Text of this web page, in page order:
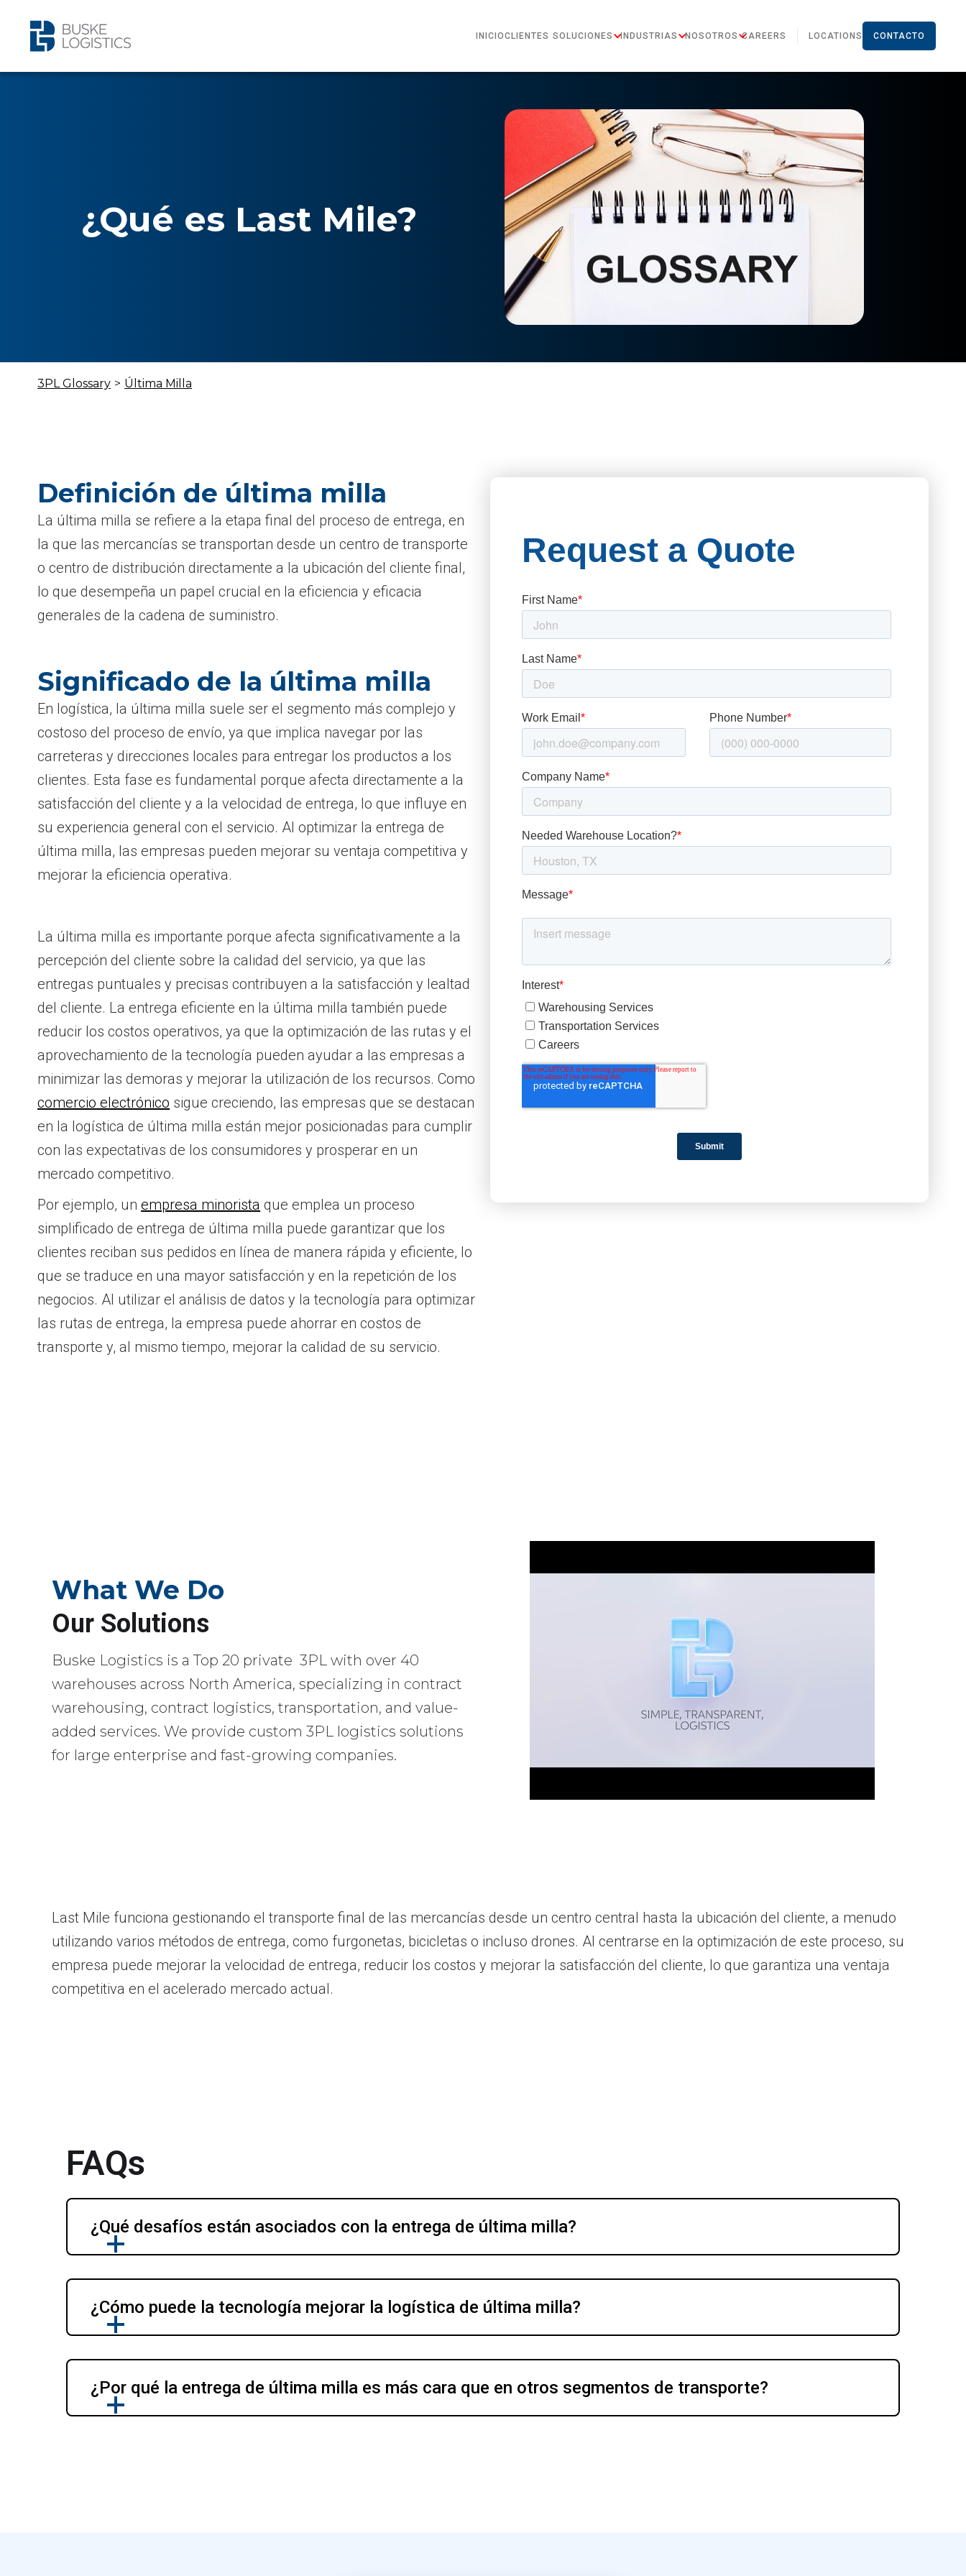
INICIOCLIENTES SOLUCIONES INDUSTRIAS NOSOTROS CAREERS LOCATIONS CONTACTO
¿Qué es Last Mile?
3PL Glossary > Última Milla
Definición de última milla
La última milla se refiere a la etapa final del proceso de entrega, en
la que las mercancías se transportan desde un centro de transporte
o centro de distribución directamente a la ubicación del cliente final,
lo que desempeña un papel crucial en la eficiencia y eficacia
generales de la cadena de suministro.
Significado de la última milla
En logística, la última milla suele ser el segmento más complejo y
costoso del proceso de envío, ya que implica navegar por las
carreteras y direcciones locales para entregar los productos a los
clientes. Esta fase es fundamental porque afecta directamente a la
satisfacción del cliente y a la velocidad de entrega, lo que influye en
su experiencia general con el servicio. Al optimizar la entrega de
última milla, las empresas pueden mejorar su ventaja competitiva y
mejorar la eficiencia operativa.
La última milla es importante porque afecta significativamente a la
percepción del cliente sobre la calidad del servicio, ya que las
entregas puntuales y precisas contribuyen a la satisfacción y lealtad
del cliente. La entrega eficiente en la última milla también puede
reducir los costos operativos, ya que la optimización de las rutas y el
aprovechamiento de la tecnología pueden ayudar a las empresas a
minimizar las demoras y mejorar la utilización de los recursos. Como
comercio electrónico sigue creciendo, las empresas que se destacan
en la logística de última milla están mejor posicionadas para cumplir
con las expectativas de los consumidores y prosperar en un
mercado competitivo.
Por ejemplo, unempresa minorista que emplea un proceso
simplificado de entrega de última milla puede garantizar que los
clientes reciban sus pedidos en línea de manera rápida y eficiente, lo
que se traduce en una mayor satisfacción y en la repetición de los
negocios. Al utilizar el análisis de datos y la tecnología para optimizar
las rutas de entrega, la empresa puede ahorrar en costos de
transporte y, al mismo tiempo, mejorar la calidad de su servicio.
What We Do
Our Solutions
Buske Logistics is a Top 20 private 3PL with over 40
warehouses across North America, specializing in contract
warehousing, contract logistics, transportation, and value-
added services. We provide custom 3PL logistics solutions
for large enterprise and fast-growing companies.
Last Mile funciona gestionando el transporte final de las mercancías desde un centro central hasta la ubicación del cliente, a menudo
utilizando varios métodos de entrega, como furgonetas, bicicletas o incluso drones. Al centrarse en la optimización de este proceso, su
empresa puede mejorar la velocidad de entrega, reducir los costos y mejorar la satisfacción del cliente, lo que garantiza una ventaja
competitiva en el acelerado mercado actual.
FAQs
¿Qué desafíos están asociados con la entrega de última milla?
¿Cómo puede la tecnología mejorar la logística de última milla?
¿Por qué la entrega de última milla es más cara que en otros segmentos de transporte?